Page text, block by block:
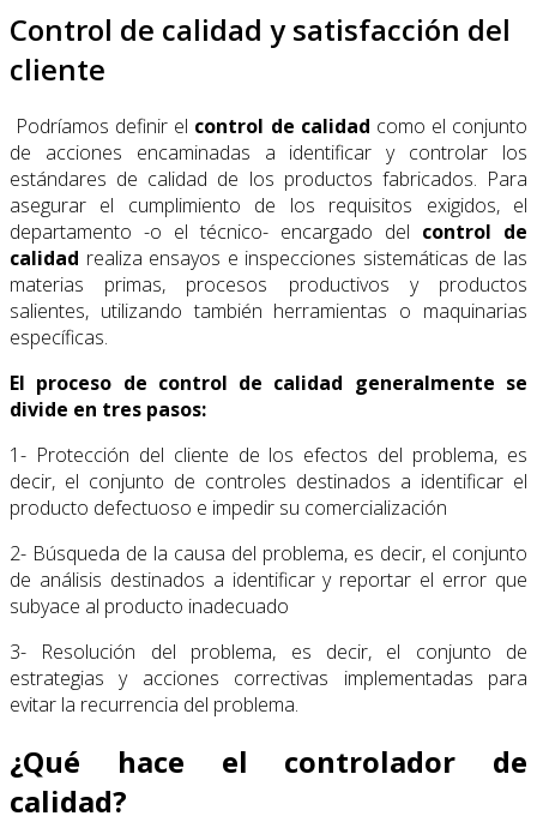
Control de calidad y satisfacción del
cliente
Podríamos definir el control de calidad como el conjunto
de acciones encaminadas a identificar y controlar los
estándares de calidad de los productos fabricados. Para
asegurar el cumplimiento de los requisitos exigidos, el
departamento -o el técnico- encargado del control de
calidad realiza ensayos e inspecciones sistemáticas de las
materias primas, procesos productivos y productos
salientes, utilizando también herramientas o maquinarias
específicas.
El proceso de control de calidad generalmente se
divide en tres pasos:
1- Protección del cliente de los efectos del problema, es
decir, el conjunto de controles destinados a identificar el
producto defectuoso e impedir su comercialización
2- Búsqueda de la causa del problema, es decir, el conjunto
de análisis destinados a identificar y reportar el error que
subyace al producto inadecuado
3- Resolución del problema, es decir, el conjunto de
estrategias y acciones correctivas implementadas para
evitar la recurrencia del problema.
¿Qué hace el controlador de
calidad?